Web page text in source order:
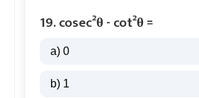
19. cosec²θ - cot²θ =
a) 0
b) 1